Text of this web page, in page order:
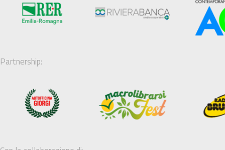
Partnership: